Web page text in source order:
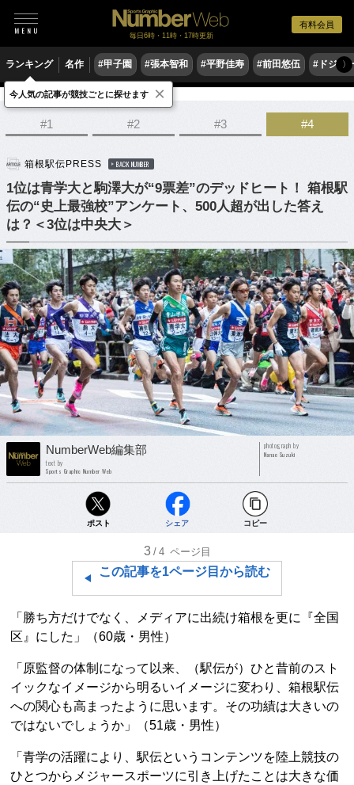
有料会員
毎日6時・11時・17時更新
ランキング 名作 #甲子園 #張本智和 #平野佳寿 #前田悠伍 #ドジャ
〉
陸上 駅伝
#1 #2 #3 #4
箱根駅伝PRESS BACK NUMBER
1位は青学大と駒澤大が“9票差”のデッドヒート！ 箱根駅
伝の“史上最強校”アンケート、500人超が出した答え
は？＜3位は中央大＞
NumberWeb編集部
text by
Sports Graphic Number Web
photograph by
Nanae Suzuki
ポスト シェア コピー
3 /4 ページ目
この記事を1ページ目から読む
「勝ち方だけでなく、メディアに出続け箱根を更に『全国
区』にした」（60歳・男性）
「原監督の体制になって以来、（駅伝が）ひと昔前のスト
イックなイメージから明るいイメージに変わり、箱根駅伝
への関心も高まったように思います。その功績は大きいの
ではないでしょうか」（51歳・男性）
「青学の活躍により、駅伝というコンテンツを陸上競技の
ひとつからメジャースポーツに引き上げたことは大きな価
今人気の記事が競技ごとに探せます ×